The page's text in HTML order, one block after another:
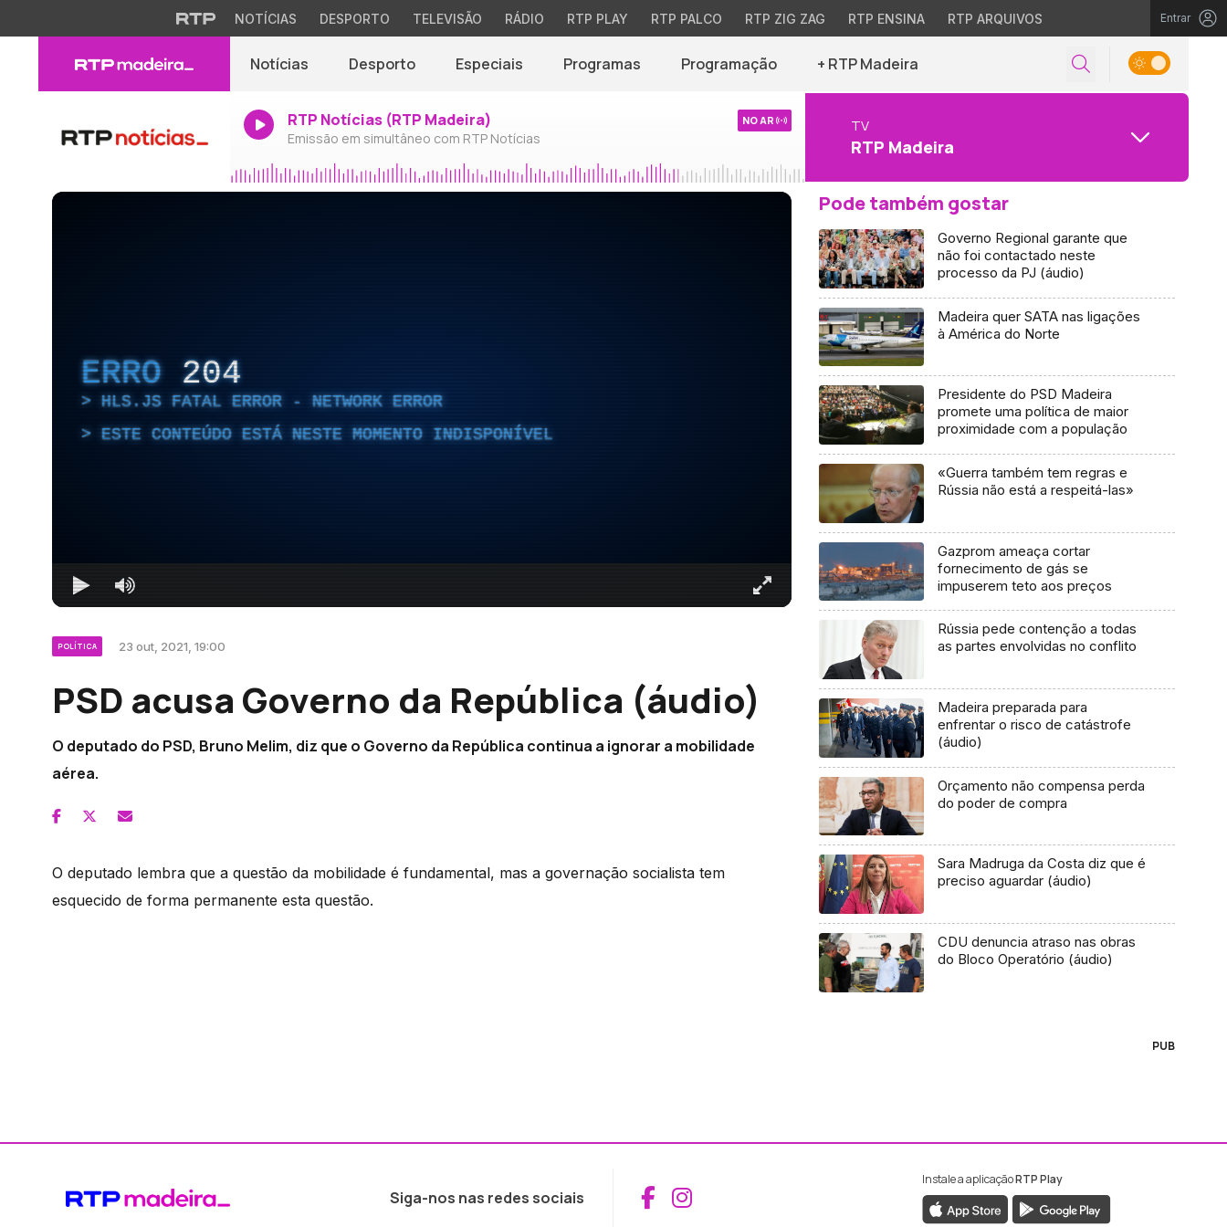
NOTÍCIAS DESPORTO TELEVISÃO RÁDIO RTP PLAY RTP PALCO RTP ZIG ZAG RTP ENSINA RTP ARQUIVOS Entrar
Notícias Desporto Especiais Programas Programação + RTP Madeira
RTP Notícias (RTP Madeira)
Emissão em simultâneo com RTP Notícias
NO AR TV
RTP Madeira
ERRO 204
HLS.JS FATAL ERROR - NETWORK ERROR
ESTE CONTEÚDO ESTÁ NESTE MOMENTO INDISPONÍVEL
POLÍTICA 23 out, 2021, 19:00
PSD acusa Governo da República (áudio)
O deputado do PSD, Bruno Melim, diz que o Governo da República continua a ignorar a mobilidade
aérea.
O deputado lembra que a questão da mobilidade é fundamental, mas a governação socialista tem
esquecido de forma permanente esta questão.
Pode também gostar
Governo Regional garante que
não foi contactado neste
processo da PJ (áudio)
Madeira quer SATA nas ligações
à América do Norte
Presidente do PSD Madeira
promete uma política de maior
proximidade com a população
«Guerra também tem regras e
Rússia não está a respeitá-las»
Gazprom ameaça cortar
fornecimento de gás se
impuserem teto aos preços
Rússia pede contenção a todas
as partes envolvidas no conflito
Madeira preparada para
enfrentar o risco de catástrofe
(áudio)
Orçamento não compensa perda
do poder de compra
Sara Madruga da Costa diz que é
preciso aguardar (áudio)
CDU denuncia atraso nas obras
do Bloco Operatório (áudio)
PUB
Siga-nos nas redes sociais Aceder ao Facebook da RTP Madeira
Aceder ao Instagram da RTP Madeira
Instale a aplicaçãoRTP Play